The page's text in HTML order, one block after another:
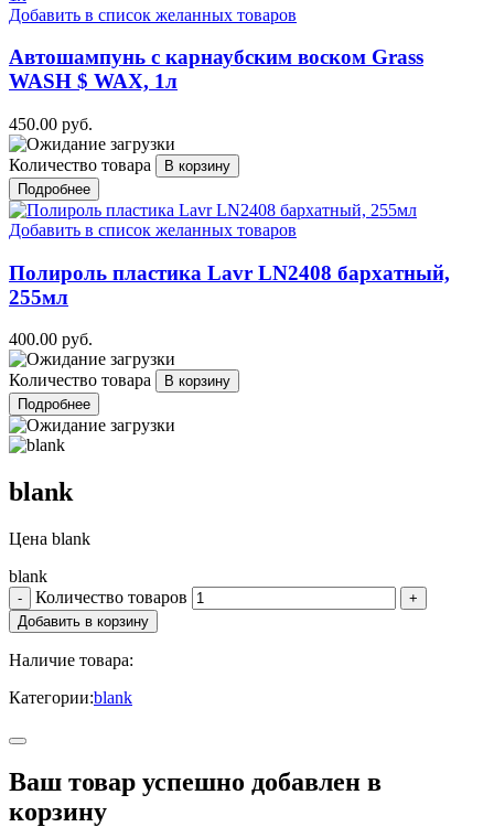
Добавить в список желанных товаров
Автошампунь с карнаубским воском Grass
WASH $ WAX, 1л
450.00 руб.
Количество товара
Подробнее
Добавить в список желанных товаров
Полироль пластика Lavr LN2408 бархатный,
255мл
400.00 руб.
Количество товара
Подробнее
blank
Цена blank
blank
Количество товаров
Наличие товара:
Категории:blank
Ваш товар успешно добавлен в
корзину